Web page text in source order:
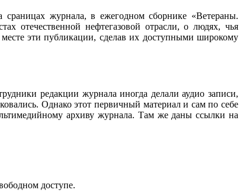
журнала, в ежегодном сборнике «Ветераны.
отечественной нефтегазовой отрасли, о людях, чья
месте эти публикации, сделав их доступными широкому
редакции журнала иногда делали аудио записи,
Однако этот первичный материал и сам по себе
архиву журнала. Там же даны ссылки на
доступе.